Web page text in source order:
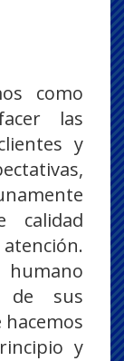
como
las
y
calidad
de sus
y